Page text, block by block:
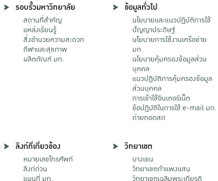
รอบรั้วมหาวิทยาลัย
สถานที่สำคัญ
แหล่งเรียนรู้
สิ่งอำนวยความสะดวก
กีฬาและสุขภาพ
ผลิตภัณฑ์ มก.
ข้อมูลทั่วไป
นโยบายและแนวปฏิบัติการใช้
ปัญญาประดิษฐ์
นโยบายการใช้งานเครือข่าย
มก.
นโยบายคุ้มครองข้อมูลส่วน
บุคคล
แนวปฏิบัติการคุ้มครองข้อมูล
ส่วนบุคคล
การเข้าใช้อินเตอร์เน็ต
ข้อปฏิบัติในการใช้ e-mail มก.
ถ่ายทอดสด
ลิงก์ที่เกี่ยวข้อง
หมายเลขโทรศัพท์
ลิงก์ด่วน
แผนที่ มก.
วิทยาเขต
บางเขน
วิทยาเขตกําแพงแสน
วิทยาเขตเฉลิมพระเกียรติ